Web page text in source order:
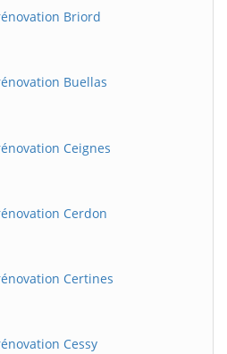
Briord
Buellas
Ceignes
Cerdon
Certines
Cessy